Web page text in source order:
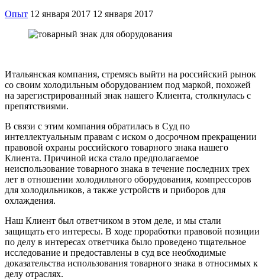
Опыт 12 января 2017 12 января 2017
Итальянская компания, стремясь выйти на российский рынок
со своим холодильным оборудованием под маркой, похожей
на зарегистрированный знак нашего Клиента, столкнулась с
препятствиями.
В связи с этим компания обратилась в Суд по
интеллектуальным правам с иском о досрочном прекращении
правовой охраны российского товарного знака нашего
Клиента. Причиной иска стало предполагаемое
неиспользование товарного знака в течение последних трех
лет в отношении холодильного оборудования, компрессоров
для холодильников, а также устройств и приборов для
охлаждения.
Наш Клиент был ответчиком в этом деле, и мы стали
защищать его интересы. В ходе проработки правовой позиции
по делу в интересах ответчика было проведено тщательное
исследование и предоставлены в суд все необходимые
доказательства использования товарного знака в относимых к
делу отраслях.